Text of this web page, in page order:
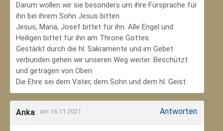
Darum wollen wir sie besonders um ihre Fürsprache für
ihn bei ihrem Sohn Jesus bitten.
Jesus, Maria, Josef bittet für ihn. Alle Engel und
Heiligen bittet für ihn am Throne Gottes.
Gestärkt durch die hl. Sakramente und im Gebet
verbunden gehen wir unseren Weg weiter. Beschützt
und getragen von Oben.
Die Ehre sei dem Vater, dem Sohn und dem hl. Geist.
Anka am 16.11.2021 Antworten